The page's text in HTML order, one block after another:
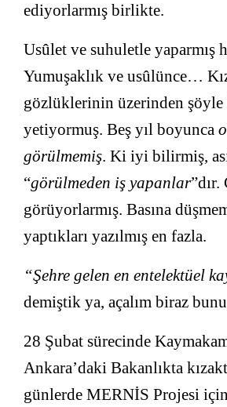
ediyorlarmış birlikte.
Usûlet ve suhuletle yaparmış
Yumuşaklık ve usûlünce…
gözlüklerinin üzerinden şöyle
yetiyormuş. Beş yıl boyunca
görülmemiş. Ki iyi bilirmiş,
“görülmeden iş yapanlar”dır.
görüyorlarmış. Basına
yaptıkları yazılmış en fazla.
“Şehre gelen en entelektüel
demiştik ya, açalım biraz
28 Şubat sürecinde
Ankara’daki Bakanlıkta
günlerde MERNİS Projesi için